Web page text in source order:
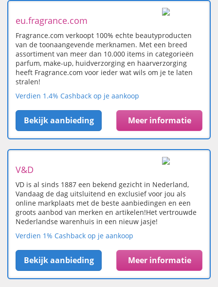
eu.fragrance.com
Fragrance.com verkoopt 100% echte beautyproducten
van de toonaangevende merknamen. Met een breed
assortiment van meer dan 10.000 items in categorieën
parfum, make-up, huidverzorging en haarverzorging
heeft Fragrance.com voor ieder wat wils om je te laten
stralen!
Verdien 1.4% Cashback op je aankoop
Bekijk aanbieding Meer informatie
V&D
VD is al sinds 1887 een bekend gezicht in Nederland,
Vandaag de dag uitsluitend en exclusief voor jou als
online markplaats met de beste aanbiedingen en een
groots aanbod van merken en artikelen!Het vertrouwde
Nederlandse warenhuis in een nieuw jasje!
Verdien 1% Cashback op je aankoop
Bekijk aanbieding Meer informatie